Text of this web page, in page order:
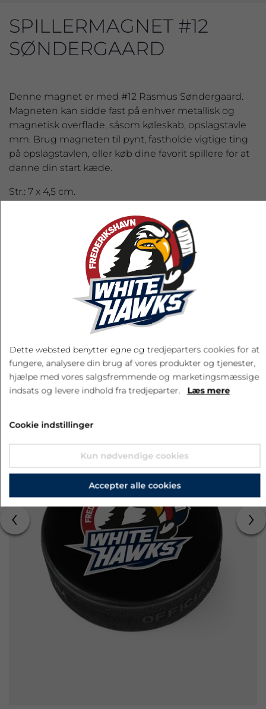
SPILLERMAGNET #12
SØNDERGAARD
Denne magnet er med #12 Rasmus Søndergaard.
Magneten kan sidde fast på enhver metallisk og
magnetisk overflade, såsom køleskab, opslagstavle
mm. Brug magneten til pynt, fastholde vigtige ting
på opslagstavlen, eller køb dine favorit spillere for at
danne din start kæde.
Str.: 7 x 4,5 cm.
25,00 kr.
LÆG I KURV
RELATEREDE PRODUKTER
‹ ›
Dette websted benytter egne og tredjeparters cookies for at
fungere, analysere din brug af vores produkter og tjenester,
hjælpe med vores salgsfremmende og marketingsmæssige
indsats og levere indhold fra tredjeparter. Læs mere
Cookie indstillinger
Kun nødvendige cookies
Accepter alle cookies